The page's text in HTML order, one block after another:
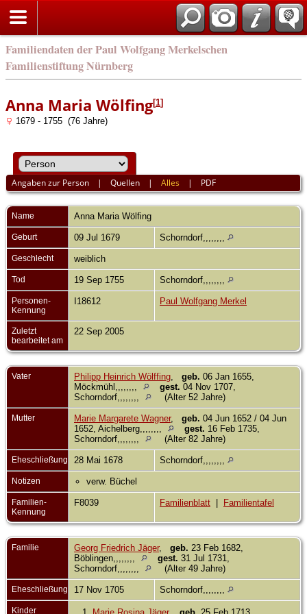
Familiendaten der Paul Wolfgang Merkelschen
Familienstiftung Nürnberg
Anna Maria Wölfing[1]
1679 - 1755 (76 Jahre)
Angaben zur Person |Quellen |Alles | PDF
Name Anna Maria Wölfing
Geburt 09 Jul 1679 Schorndorf,,,,,,,,
Geschlecht weiblich
Tod 19 Sep 1755 Schorndorf,,,,,,,,
Personen-
Kennung
I18612 Paul Wolfgang Merkel
Zuletzt
bearbeitet am
22 Sep 2005
Vater Philipp Heinrich Wölffing geb. 06 Jan 1655,
Möckmühl,,,,,,,,
gest. 04 Nov 1707,
Schorndorf,,,,,,,,
(Alter 52 Jahre)
Mutter Marie Margarete Wagner, geb. 04 Jun 1652 / 04 Jun
1652, Aichelberg,,,,,,,,
gest. 16 Feb 1735,
Schorndorf,,,,,,,,
(Alter 82 Jahre)
Eheschließung 28 Mai 1678 Schorndorf,,,,,,,,
Notizen verw. Büchel
Familien-
Kennung
F8039 Familienblatt Familientafel
Familie Georg Friedrich Jäger, geb. 23 Feb 1682,
Böblingen,,,,,,,,
gest. 31 Jul 1731,
Schorndorf,,,,,,,,
(Alter 49 Jahre)
Eheschließung 17 Nov 1705 Schorndorf,,,,,,,,
Kinder